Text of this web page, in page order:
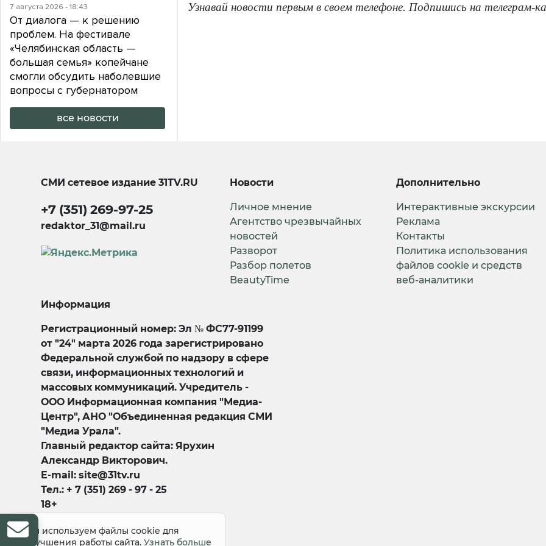
Узнавай новости первым в своем телефоне. Подпишись на телеграм-
7 августа 2026 - 18:43
От диалога — к решению
проблем. На фестивале
«Челябинская область —
большая семья» копейчане
смогли обсудить наболевшие
вопросы с губернатором
все новости
СМИ сетевое издание31TV.RU
+7 (351) 269-97-25
redaktor_31@mail.ru
Новости
Личное мнение
Агентство чрезвычайных
новостей
Разворот
Разбор полетов
BeautyTime
Дополнительно
Интерактивные экскурсии
Реклама
Контакты
Политика использования
файлов cookie и средств
веб-аналитики
Информация
Регистрационный номер: Эл № ФС77-91199
от "24" марта 2026 года зарегистрировано
Федеральной службой по надзору в сфере
связи, информационных технологий и
массовых коммуникаций. Учредитель -
ООО Информационная компания "Медиа-
Центр", АНО "Объединенная редакция СМИ
"Медиа Урала".
Главный редактор сайта: Ярухин
Александр Викторович.
E-mail: site@31tv.ru
Тел.: + 7 (351) 269 - 97 - 25
18+
Мы используем файлы cookie для
улучшения работы сайта. Узнать больше